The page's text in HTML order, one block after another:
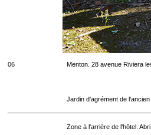
06 Menton. 28 avenue Riviera
Jardin d'agrément de
Zone à l'arrière de l'hôtel.